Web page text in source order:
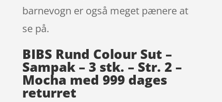
barnevogn er også meget pænere at
se på.
BIBS Rund Colour Sut –
Sampak – 3 stk. – Str. 2 –
Mocha med 999 dages
returret